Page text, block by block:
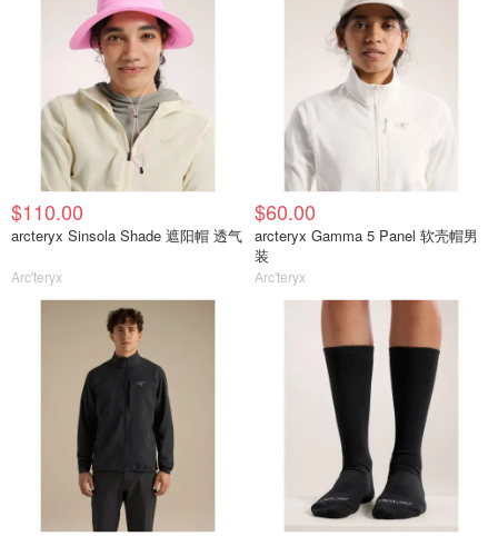
$110.00
arcteryx Sinsola Shade 遮阳帽 透气
Arc'teryx
$60.00
arcteryx Gamma 5 Panel 软壳帽男
装
Arc'teryx